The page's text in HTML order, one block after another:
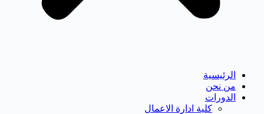
الرئيسية
من نحن
الدورات
كلية ادارة الاعمال